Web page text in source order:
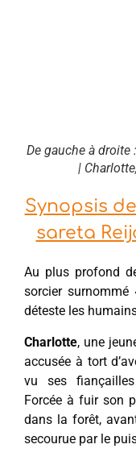
De gauche à droite
|
Synopsis
sareta
Au plus profond
sorcier surnommé
déteste les
Charlotte, une
accusée à tort
vu ses
Forcée à fuir son
dans la forêt,
secourue par le